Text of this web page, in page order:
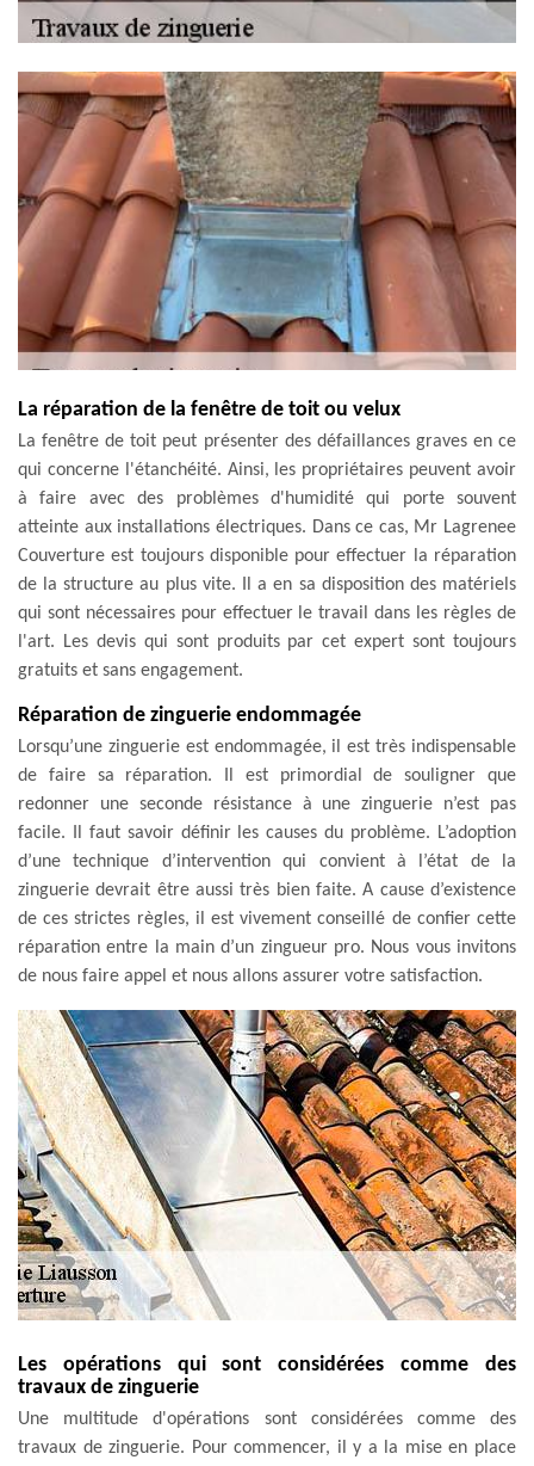
La réparation de la fenêtre de toit ou velux
La fenêtre de toit peut présenter des défaillances graves en ce
qui concerne l'étanchéité. Ainsi, les propriétaires peuvent avoir
à faire avec des problèmes d'humidité qui porte souvent
atteinte aux installations électriques. Dans ce cas, Mr Lagrenee
Couverture est toujours disponible pour effectuer la réparation
de la structure au plus vite. Il a en sa disposition des matériels
qui sont nécessaires pour effectuer le travail dans les règles de
l'art. Les devis qui sont produits par cet expert sont toujours
gratuits et sans engagement.
Réparation de zinguerie endommagée
Lorsqu’une zinguerie est endommagée, il est très indispensable
de faire sa réparation. Il est primordial de souligner que
redonner une seconde résistance à une zinguerie n’est pas
facile. Il faut savoir définir les causes du problème. L’adoption
d’une technique d’intervention qui convient à l’état de la
zinguerie devrait être aussi très bien faite. A cause d’existence
de ces strictes règles, il est vivement conseillé de confier cette
réparation entre la main d’un zingueur pro. Nous vous invitons
de nous faire appel et nous allons assurer votre satisfaction.
Les opérations qui sont considérées comme des
travaux de zinguerie
Une multitude d'opérations sont considérées comme des
travaux de zinguerie. Pour commencer, il y a la mise en place